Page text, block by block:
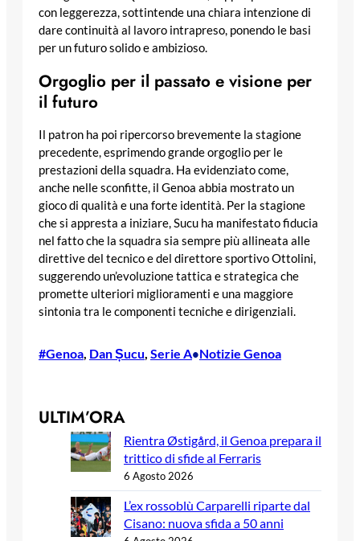
con leggerezza, sottintende una chiara intenzione di
dare continuità al lavoro intrapreso, ponendo le basi
per un futuro solido e ambizioso.
Orgoglio per il passato e visione per
il futuro
Il patron ha poi ripercorso brevemente la stagione
precedente, esprimendo grande orgoglio per le
prestazioni della squadra. Ha evidenziato come,
anche nelle sconfitte, il Genoa abbia mostrato un
gioco di qualità e una forte identità. Per la stagione
che si appresta a iniziare, Sucu ha manifestato fiducia
nel fatto che la squadra sia sempre più allineata alle
direttive del tecnico e del direttore sportivo Ottolini,
suggerendo un’evoluzione tattica e strategica che
promette ulteriori miglioramenti e una maggiore
sintonia tra le componenti tecniche e dirigenziali.
#Genoa Dan Șucu Serie A•Notizie Genoa
ULTIM’ORA
Rientra Østigård, il Genoa prepara il
trittico di sfide al Ferraris
6 Agosto 2026
L’ex rossoblù Carparelli riparte dal
Cisano: nuova sfida a 50 anni